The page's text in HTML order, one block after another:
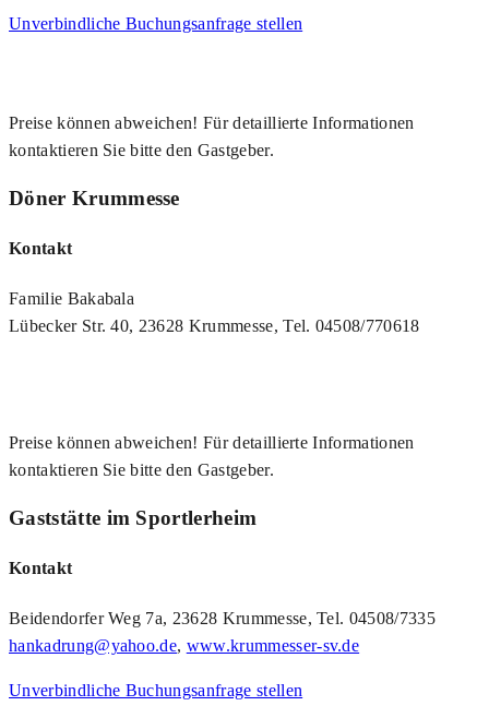
Unverbindliche Buchungsanfrage stellen
Preise können abweichen! Für detaillierte Informationen
kontaktieren Sie bitte den Gastgeber.
Döner Krummesse
Kontakt
Familie Bakabala
Lübecker Str. 40, 23628 Krummesse, Tel. 04508/770618
Preise können abweichen! Für detaillierte Informationen
kontaktieren Sie bitte den Gastgeber.
Gaststätte im Sportlerheim
Kontakt
Beidendorfer Weg 7a, 23628 Krummesse, Tel. 04508/7335
hankadrung@yahoo.de, www.krummesser-sv.de
Unverbindliche Buchungsanfrage stellen